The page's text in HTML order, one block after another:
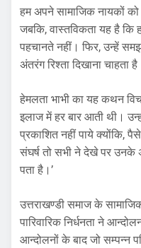
हम अपने सामाजिक नायकों को
जबकि, वास्तविकता यह है
पहचानते नहीं। फिर, उन्हें
अंतरंग रिश्ता दिखाना चाहता
हेमलता भाभी का यह कथन
इलाज में हर बार आती थी।
प्रकाशित नहीं पाये क्योंकि,
संघर्ष तो सभी ने देखे पर
पता है।’
उत्तराखण्डी समाज के
पारिवारिक निर्धनता ने
आन्दोलनों के बाद जो सम्पन्न